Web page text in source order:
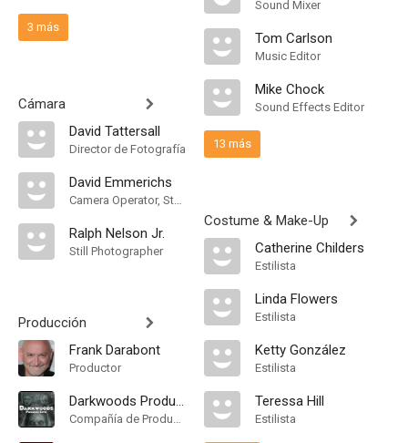
3 más
Cámara
David Tattersall
Director de Fotografía
David Emmerichs
Camera Operator, Steadicam Operator
Ralph Nelson Jr.
Still Photographer
Producción
Frank Darabont
Productor
Darkwoods Productions
Compañía de Produccion
Sound Mixer
Tom Carlson
Music Editor
Mike Chock
Sound Effects Editor
13 más
Costume & Make-Up
Catherine Childers
Estilista
Linda Flowers
Estilista
Ketty González
Estilista
Teressa Hill
Estilista